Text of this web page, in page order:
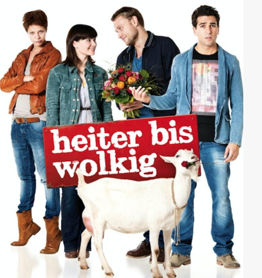
Lebensplan zerplatzt wie eine Seifenblase. Als sie unter
der Kofferraumverkleidung ihres neuen Jeeps 50 Kilo
Kokain findet, lässt sie ihr altes Leben spontan und
ohne zu zögern hinter sich und begibt sich auf einen
Trip ins Ungewisse, ihrer Vorstellung nach finanziert -
und betriebswirtschaftlich kalkuliert - durch die ersten
Drogengeschäfte ihres Lebens!